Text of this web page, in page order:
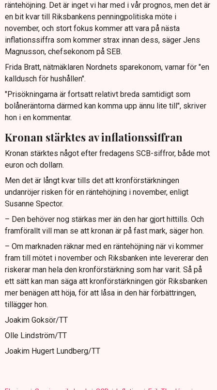
räntehöjning. Det är inget vi har med i vår prognos, men det är
en bit kvar till Riksbankens penningpolitiska möte i
november, och stort fokus kommer att vara på nästa
inflationssiffra som kommer strax innan dess, säger Jens
Magnusson, chefsekonom på SEB.
Frida Bratt, nätmäklaren Nordnets sparekonom, varnar för "en
kalldusch för hushållen".
"Prisökningarna är fortsatt relativt breda samtidigt som
bolåneräntorna därmed kan komma upp ännu lite till", skriver
hon i en kommentar.
Kronan stärktes av inflationssiffran
Kronan stärktes något efter fredagens SCB-siffror, både mot
euron och dollarn.
Men det är långt kvar tills det att kronförstärkningen
undanröjer risken för en räntehöjning i november, enligt
Susanne Spector.
– Den behöver nog stärkas mer än den har gjort hittills. Och
framförallt vill man se att kronan är på fast mark, säger hon.
– Om marknaden räknar med en räntehöjning när vi kommer
fram till mötet i november och Riksbanken inte levererar den
riskerar man hela den kronförstärkning som har varit. Så på
ett sätt kan man säga att kronförstärkningen gör Riksbanken
mer benägen att höja, för att låsa in den här förbättringen,
tillägger hon.
Joakim Goksör/TT
Olle Lindström/TT
Joakim Hugert Lundberg/TT